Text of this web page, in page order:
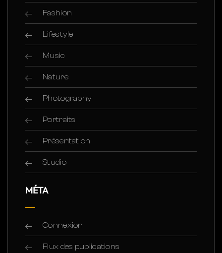
Fashion
Lifestyle
Music
Nature
Photography
Portraits
Présentation
Studio
MÉTA
Connexion
Flux des publications